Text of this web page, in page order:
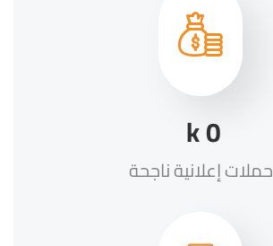
0
k
حملات إعلانية ناجحة